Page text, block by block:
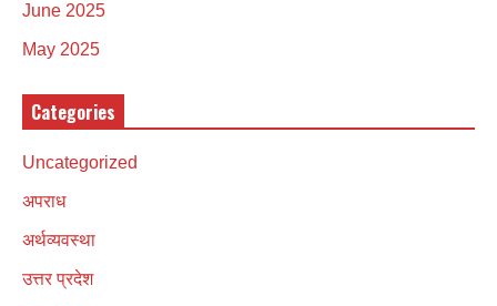
June 2025
May 2025
Categories
Uncategorized
अपराध
अर्थव्यवस्था
उत्तर प्रदेश